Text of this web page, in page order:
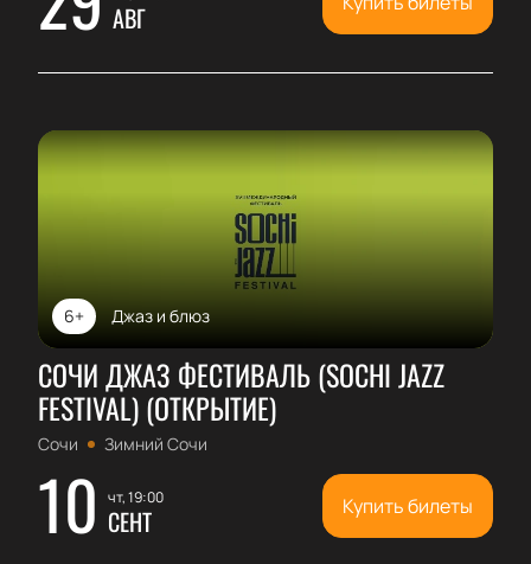
АВГ
Джаз и блюз
6+
СОЧИ ДЖАЗ ФЕСТИВАЛЬ (SOCHI JAZZ
FESTIVAL) (ОТКРЫТИЕ)
Сочи Зимний Сочи
10 чт, 19:00
СЕНТ Купить билеты